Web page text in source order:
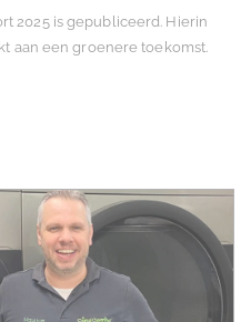
2025 is gepubliceerd. Hierin
aan een groenere toekomst.